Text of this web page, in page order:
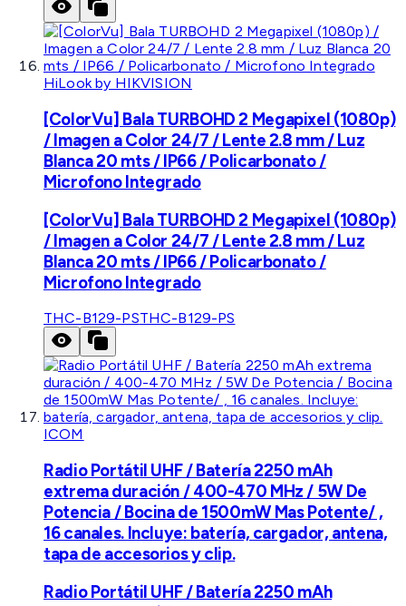
HiLook by HIKVISION
[ColorVu] Bala TURBOHD 2 Megapixel (1080p)
/ Imagen a Color 24/7 / Lente 2.8 mm / Luz
Blanca 20 mts / IP66 / Policarbonato /
Microfono Integrado
[ColorVu] Bala TURBOHD 2 Megapixel (1080p)
/ Imagen a Color 24/7 / Lente 2.8 mm / Luz
Blanca 20 mts / IP66 / Policarbonato /
Microfono Integrado
THC-B129-PSTHC-B129-PS
ICOM
Radio Portátil UHF / Batería 2250 mAh
extrema duración / 400-470 MHz / 5W De
Potencia / Bocina de 1500mW Mas Potente/ ,
16 canales. Incluye: batería, cargador, antena,
tapa de accesorios y clip.
Radio Portátil UHF / Batería 2250 mAh